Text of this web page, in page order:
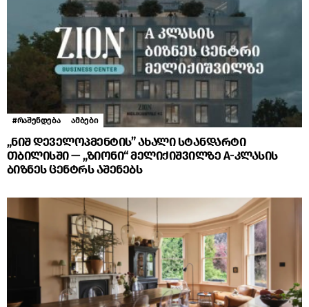
#რაშენდება ამბები
„ნიშ დეველოპმენტის” ახალი სტანდარტი
თბილისში — „ზიონი“ მელიქიშვილზე A-კლასის
ბიზნეს ცენტრს აშენებს